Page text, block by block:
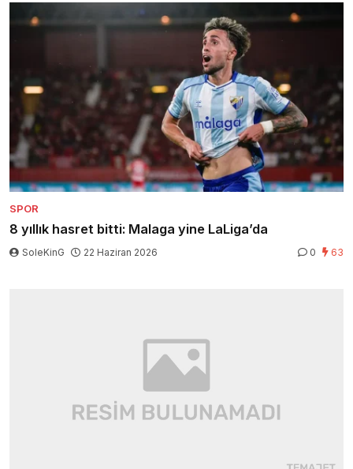
SPOR
8 yıllık hasret bitti: Malaga yine LaLiga’da
SoleKinG 22 Haziran 2026 0 63